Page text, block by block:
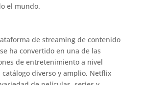
el mundo.
de streaming de contenido
ha convertido en una de las
de entretenimiento a nivel
diverso y amplio, Netflix